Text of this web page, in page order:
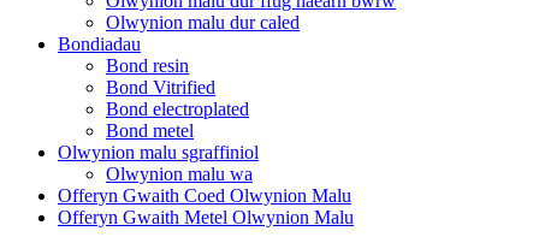
Olwynion malu dur caled
Bondiadau
Bond resin
Bond Vitrified
Bond electroplated
Bond metel
Olwynion malu sgraffiniol
Olwynion malu wa
Offeryn Gwaith Coed Olwynion Malu
Offeryn Gwaith Metel Olwynion Malu